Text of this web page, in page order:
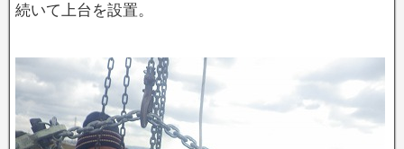
続いて上台を設置。